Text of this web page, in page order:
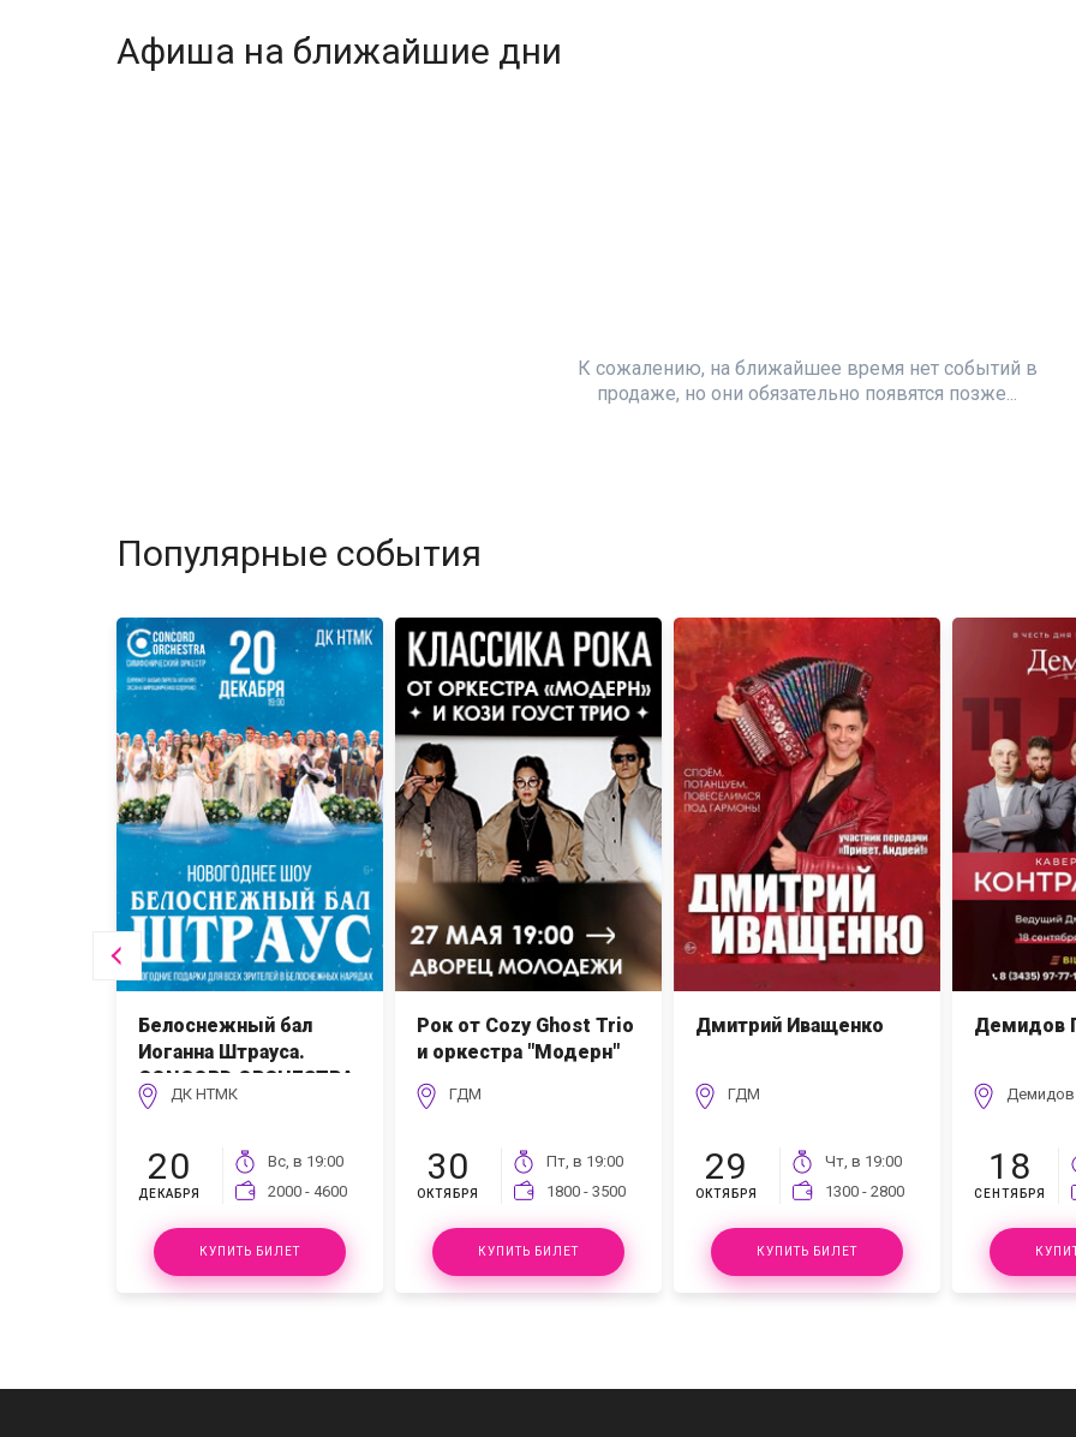
Афиша на ближайшие дни
К сожалению, на ближайшее время нет событий в
продаже, но они обязательно появятся позже...
Популярные события
Белоснежный бал
Иоганна Штрауса.
CONCORD ORCHESTRA
ДК НТМК
20
ДЕКАБРЯ
Вс, в 19:00
2000 - 4600
КУПИТЬ БИЛЕТ
Рок от Cozy Ghost Trio
и оркестра "Модерн"
ГДМ
30
ОКТЯБРЯ
Пт, в 19:00
1800 - 3500
КУПИТЬ БИЛЕТ
Дмитрий Иващенко
ГДМ
29
ОКТЯБРЯ
Чт, в 19:00
1300 - 2800
КУПИТЬ БИЛЕТ
Демидов
Демидов
18
СЕНТЯБРЯ